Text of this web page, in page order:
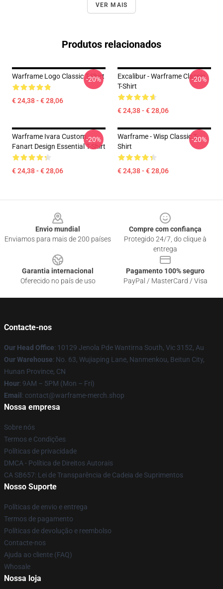
VER MAIS
Produtos relacionados
Warframe Logo Classic T-Shirt
€ 24,38 - € 28,06
-20%
Excalibur - Warframe Classic
T-Shirt
€ 24,38 - € 28,06
-20%
Warframe Ivara Custom
Fanart Design Essential T-Shirt
€ 24,38 - € 28,06
-20%
Warframe - Wisp Classic T-
Shirt
€ 24,38 - € 28,06
-20%
Envio mundial
Enviamos para mais de 200 países
Compre com confiança
Protegido 24/7, do clique à
entrega
Garantia internacional
Oferecido no país de uso
Pagamento 100% seguro
PayPal / MasterCard / Visa
Contacte-nos
Our Head Office: 10129 Jenola Pde Wantirna South, Vic 3152, Au
Our Warehouse: No. 63, Wujiaping Lane, Nanmenkou, Beitun City,
Hunan Province, CN
Hour: 9AM – 5PM (Mon – Fri)
Email : contact@warframe-merch.shop
Nossa empresa
Sobre nós
Termos e Condições
Políticas de privacidade
DMCA - Política de Direitos Autorais
CA SB657: Lei de Transparência de Cadeia de Suprimentos
Nosso Suporte
Políticas de envio e entrega
Termos de pagamento
Políticas de devolução e reembolso
Contacte-nos
Ajuda ao cliente (FAQ)
Whosale
Nossa loja